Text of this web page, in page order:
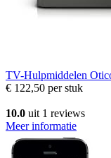
TV-Hulpmiddelen
€ 122,50 per stuk
10.0 uit 1 reviews
Meer informatie